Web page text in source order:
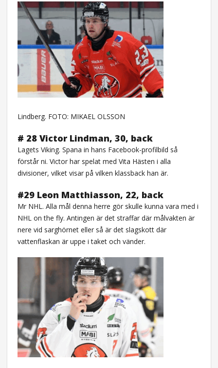
Lindberg. FOTO: MIKAEL OLSSON
# 28 Victor Lindman, 30, back
Lagets Viking. Spana in hans Facebook-profilbild så
förstår ni. Victor har spelat med Vita Hästen i alla
divisioner, vilket visar på vilken klassback han är.
#29 Leon Matthiasson, 22, back
Mr NHL. Alla mål denna herre gör skulle kunna vara med i
NHL on the fly. Antingen är det straffar där målvakten är
nere vid sarghörnet eller så är det slagskott där
vattenflaskan är uppe i taket och vänder.